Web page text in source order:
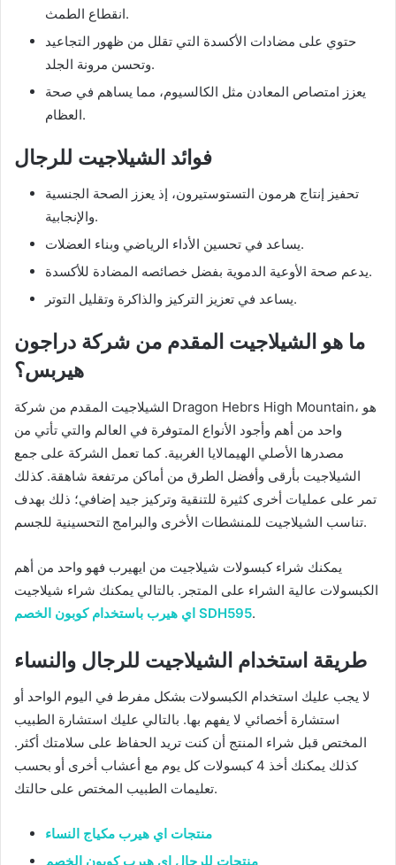
انقطاع الطمث.
حتوي على مضادات الأكسدة التي تقلل من ظهور التجاعيد
وتحسن مرونة الجلد.
يعزز امتصاص المعادن مثل الكالسيوم، مما يساهم في صحة
العظام.
فوائد الشيلاجيت للرجال
تحفيز إنتاج هرمون التستوستيرون، إذ يعزز الصحة الجنسية
والإنجابية.
يساعد في تحسين الأداء الرياضي وبناء العضلات.
يدعم صحة الأوعية الدموية بفضل خصائصه المضادة للأكسدة.
يساعد في تعزيز التركيز والذاكرة وتقليل التوتر.
ما هو الشيلاجيت المقدم من شركة دراجون
هيربس؟
الشيلاجيت المقدم من شركة Dragon Hebrs High Mountain، هو
واحد من أهم وأجود الأنواع المتوفرة في العالم والتي تأتي من
مصدرها الأصلي الهيمالايا الغربية. كما تعمل الشركة على جمع
الشيلاجيت بأرقى وأفضل الطرق من أماكن مرتفعة شاهقة. كذلك
تمر على عمليات أخرى كثيرة للتنقية وتركيز جيد إضافي؛ ذلك بهدف
تناسب الشيلاجيت للمنشطات الأخرى والبرامج التحسينية للجسم.
يمكنك شراء كبسولات شيلاجيت من ايهيرب فهو واحد من أهم
الكبسولات عالية الشراء على المتجر. بالتالي يمكنك شراء شيلاجيت
اي هيرب باستخدام كوبون الخصم SDH595.
طريقة استخدام الشيلاجيت للرجال والنساء
لا يجب عليك استخدام الكبسولات بشكل مفرط في اليوم الواحد أو
استشارة أخصائي لا يفهم بها. بالتالي عليك استشارة الطبيب
المختص قبل شراء المنتج أن كنت تريد الحفاظ على سلامتك أكثر.
كذلك يمكنك أخذ 4 كبسولات كل يوم مع أعشاب أخرى أو بحسب
تعليمات الطبيب المختص على حالتك.
منتجات اي هيرب مكياج النساء
منتجات للرجال اي هيرب كوبون الخصم